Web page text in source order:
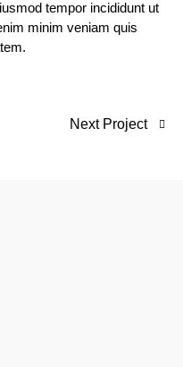
tempor incididunt ut
minim veniam quis
Next Project